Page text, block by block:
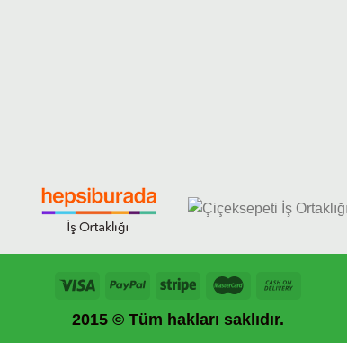
2015 © Tüm hakları saklıdır.